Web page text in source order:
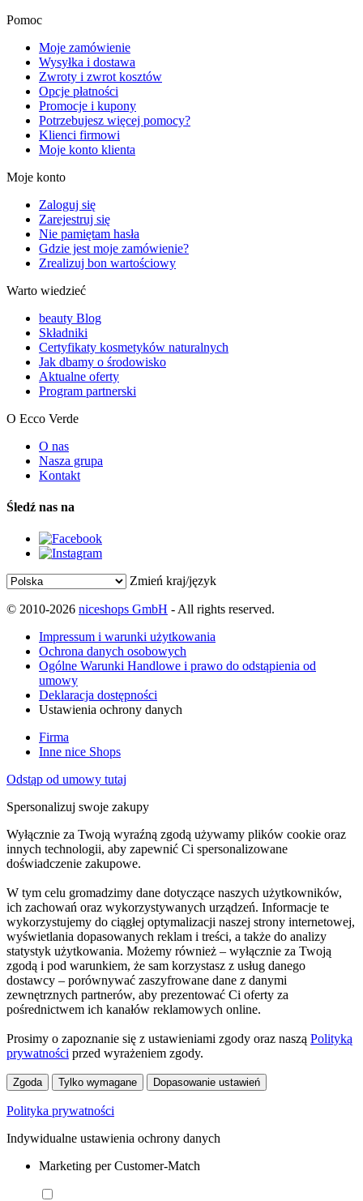
Pomoc
Moje zamówienie
Wysyłka i dostawa
Zwroty i zwrot kosztów
Opcje płatności
Promocje i kupony
Potrzebujesz więcej pomocy?
Klienci firmowi
Moje konto klienta
Moje konto
Zaloguj się
Zarejestruj się
Nie pamiętam hasła
Gdzie jest moje zamówienie?
Zrealizuj bon wartościowy
Warto wiedzieć
beauty Blog
Składniki
Certyfikaty kosmetyków naturalnych
Jak dbamy o środowisko
Aktualne oferty
Program partnerski
O Ecco Verde
O nas
Nasza grupa
Kontakt
Śledź nas na
Zmień kraj/język
© 2010-2026 niceshops GmbH - All rights reserved.
Impressum i warunki użytkowania
Ochrona danych osobowych
Ogólne Warunki Handlowe i prawo do odstąpienia od
umowy
Deklaracja dostępności
Ustawienia ochrony danych
Firma
Inne nice Shops
Odstąp od umowy tutaj
Spersonalizuj swoje zakupy
Wyłącznie za Twoją wyraźną zgodą używamy plików cookie oraz
innych technologii, aby zapewnić Ci spersonalizowane
doświadczenie zakupowe.
W tym celu gromadzimy dane dotyczące naszych użytkowników,
ich zachowań oraz wykorzystywanych urządzeń. Informacje te
wykorzystujemy do ciągłej optymalizacji naszej strony internetowej,
wyświetlania dopasowanych reklam i treści, a także do analizy
statystyk użytkowania. Możemy również – wyłącznie za Twoją
zgodą i pod warunkiem, że sam korzystasz z usług danego
dostawcy – porównywać zaszyfrowane dane z danymi
zewnętrznych partnerów, aby prezentować Ci oferty za
pośrednictwem ich kanałów reklamowych online.
Prosimy o zapoznanie się z ustawieniami zgody oraz naszą Polityką
prywatności przed wyrażeniem zgody.
Zgoda Tylko wymagane Dopasowanie ustawień
Polityka prywatności
Indywidualne ustawienia ochrony danych
Marketing per Customer-Match